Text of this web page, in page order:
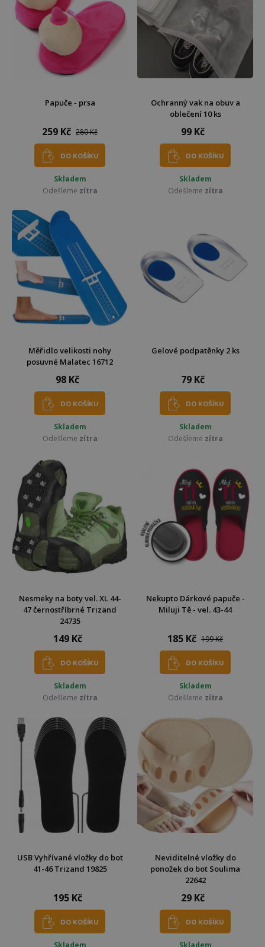
Papuče - prsa
259 Kč 280 Kč
DO KOŠÍKU
Skladem
Odešleme zítra
Ochranný vak na obuv a
oblečení 10 ks
99 Kč
DO KOŠÍKU
Skladem
Odešleme zítra
Měřidlo velikosti nohy
posuvné Malatec 16712
98 Kč
DO KOŠÍKU
Skladem
Odešleme zítra
Gelové podpatěnky 2 ks
79 Kč
DO KOŠÍKU
Skladem
Odešleme zítra
Nesmeky na boty vel. XL 44-
47 černostříbrné Trizand
24735
149 Kč
DO KOŠÍKU
Skladem
Odešleme zítra
Nekupto Dárkové papuče -
Miluji Tě - vel. 43-44
185 Kč 199 Kč
DO KOŠÍKU
Skladem
Odešleme zítra
USB Vyhřívané vložky do bot
41-46 Trizand 19825
195 Kč
DO KOŠÍKU
Neviditelné vložky do
ponožek do bot Soulima
22642
29 Kč
DO KOŠÍKU